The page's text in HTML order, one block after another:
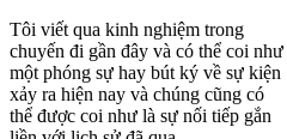
Tôi viết qua kinh nghiệm trong
chuyến đi gần đây và có thể coi như
một phóng sự hay bút ký về sự kiện
xảy ra hiện nay và chúng cũng có
thể được coi như là sự nối tiếp gắn